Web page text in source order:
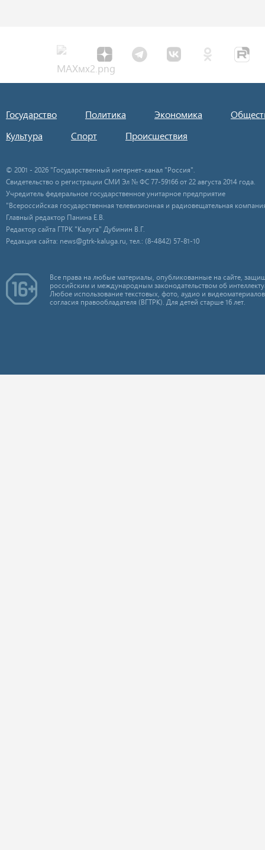
Государство Политика Экономика
Культура
Спорт Происшествия
© 2001 - 2026 "Государственный интернет-канал "Россия".
Свидетельство о регистрации СМИ Эл № ФС 77-59166 от 22 августа 2014 года.
Учредитель федеральное государственное унитарное предприятие
"Всероссийская государственная телевизионная и радиовещательная
Главный редактор Панина Е.В.
Редактор сайта ГТРК "Калуга" Дубинин В.Г.
Редакция сайта: news@gtrk-kaluga.ru, тел.: (8-4842) 57-81-10
Все права на любые материалы, опубликованные на сайте,
российским и международным законодательством об
Любое использование текстовых, фото, аудио и
согласия правообладателя (ВГТРК). Для детей старше 16 лет.